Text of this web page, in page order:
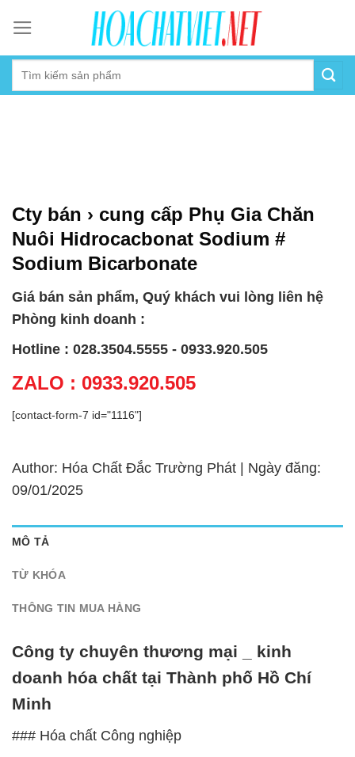
content
Cty bán › cung cấp Phụ Gia Chăn
Nuôi Hidrocacbonat Sodium #
Sodium Bicarbonate
Giá bán sản phẩm, Quý khách vui lòng liên hệ
Phòng kinh doanh :
Hotline : 028.3504.5555 - 0933.920.505
ZALO : 0933.920.505
[contact-form-7 id="1116"]
Author: Hóa Chất Đắc Trường Phát | Ngày đăng:
09/01/2025
MÔ TẢ
TỪ KHÓA
THÔNG TIN MUA HÀNG
Công ty chuyên thương mại _ kinh
doanh hóa chất tại Thành phố Hồ Chí
Minh
### Hóa chất Công nghiệp